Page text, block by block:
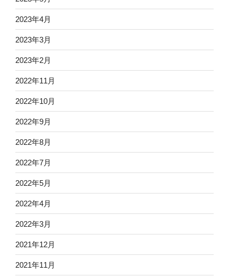
2023年4月
2023年3月
2023年2月
2022年11月
2022年10月
2022年9月
2022年8月
2022年7月
2022年5月
2022年4月
2022年3月
2021年12月
2021年11月